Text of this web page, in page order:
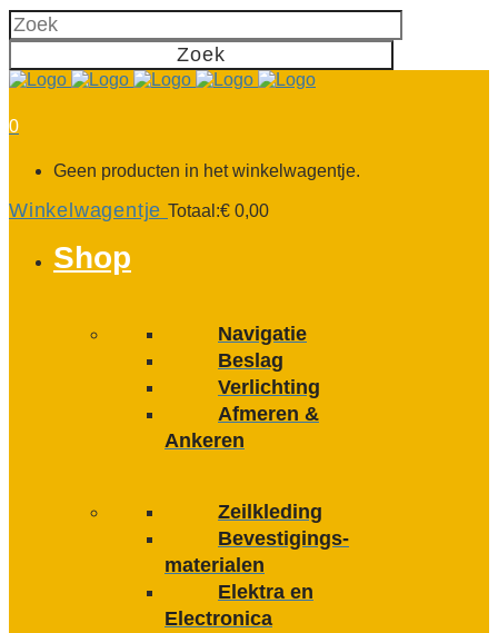
0
Geen producten in het winkelwagentje.
Winkelwagentje Totaal:€ 0,00
Shop
Navigatie
Beslag
Verlichting
Afmeren &
Ankeren
Zeilkleding
Bevestigings­­
materialen
Elektra en
Electronica